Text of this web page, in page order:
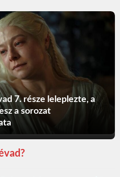
7. része leleplezte, a
a sorozat